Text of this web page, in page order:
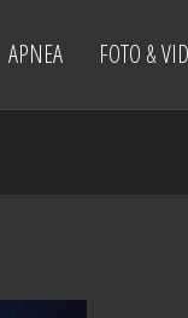
APNEA FOTO &